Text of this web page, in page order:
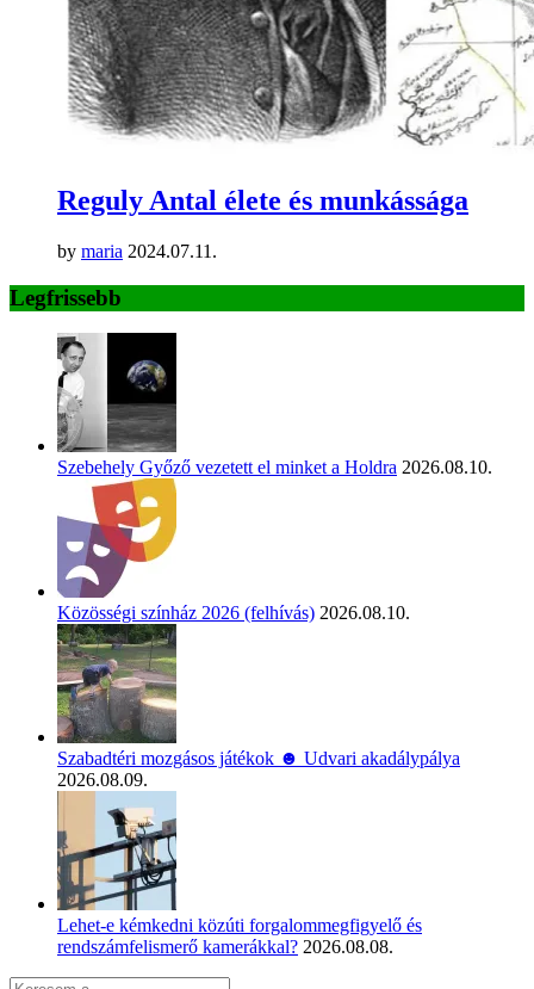
Reguly Antal élete és munkássága
by maria 2024.07.11.
Legfrissebb
Szebehely Győző vezetett el minket a Holdra 2026.08.10.
Közösségi színház 2026 (felhívás) 2026.08.10.
Szabadtéri mozgásos játékok ☻ Udvari akadálypálya
2026.08.09.
Lehet-e kémkedni közúti forgalommegfigyelő és
rendszámfelismerő kamerákkal? 2026.08.08.